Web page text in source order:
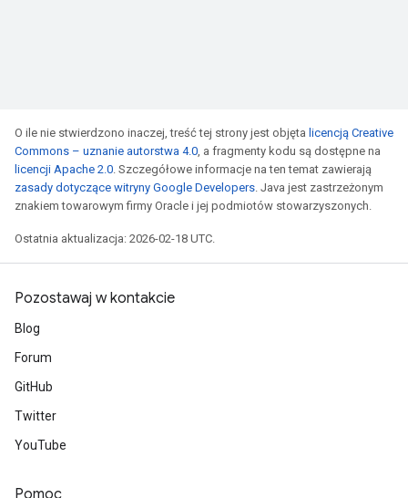
O ile nie stwierdzono inaczej, treść tej strony jest objęta licencją Creative
Commons – uznanie autorstwa 4.0, a fragmenty kodu są dostępne na
licencji Apache 2.0. Szczegółowe informacje na ten temat zawierają
zasady dotyczące witryny Google Developers. Java jest zastrzeżonym
znakiem towarowym firmy Oracle i jej podmiotów stowarzyszonych.
Ostatnia aktualizacja: 2026-02-18 UTC.
Pozostawaj w kontakcie
Blog
Forum
GitHub
Twitter
YouTube
Pomoc